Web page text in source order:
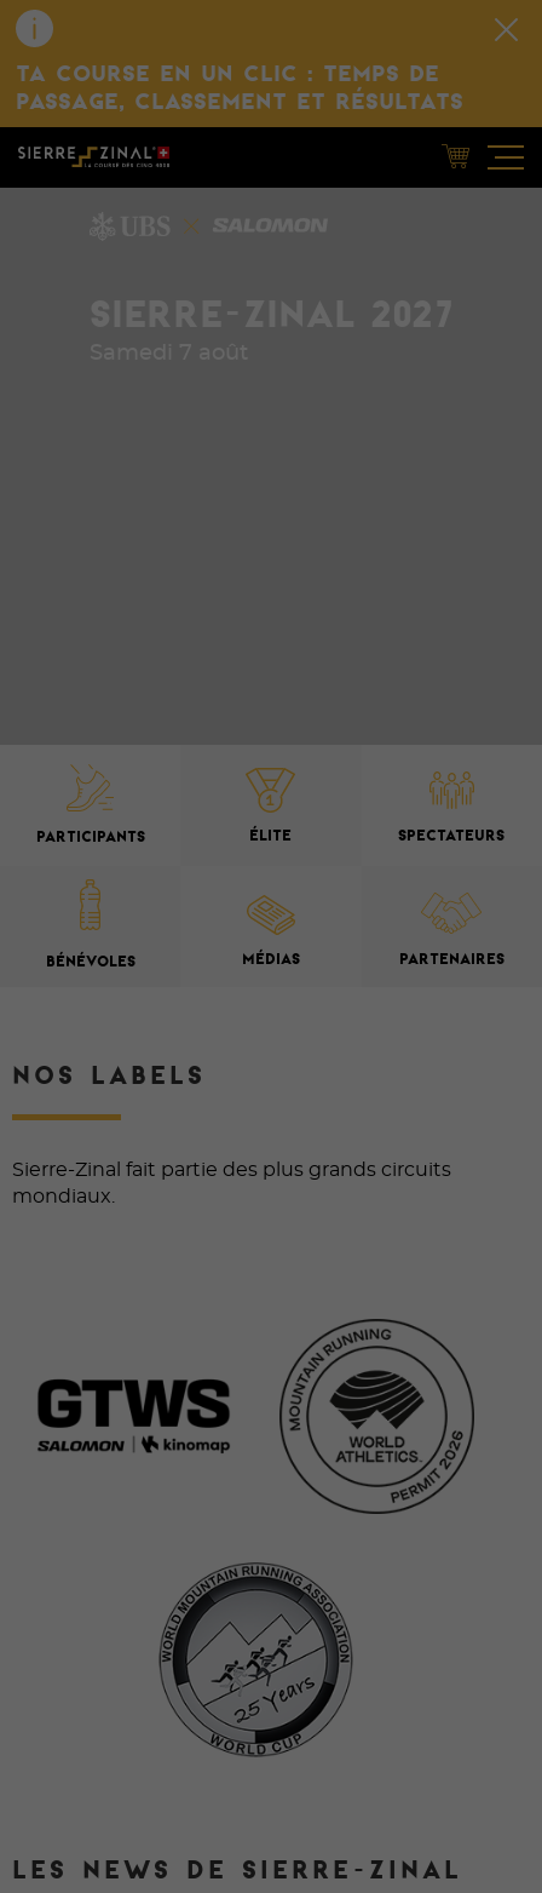
TA COURSE EN UN CLIC : TEMPS DE
PASSAGE, CLASSEMENT ET RÉSULTATS
PARTICIPANTS ÉLITE SPECTATEURS
BÉNÉVOLES MÉDIAS PARTENAIRES
NOS LABELS
Sierre-Zinal fait partie des plus grands circuits
mondiaux.
LES NEWS DE SIERRE-ZINAL